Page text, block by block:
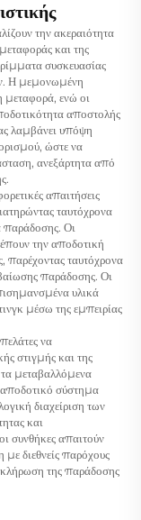
την ακεραιότητα
και της
συσκευασίας
Η μεμονωμένη
μεταφορά, ενώ οι
αποστολής
λαμβάνει υπόψη
ώστε να
ανεξάρτητα από
απαιτήσεις
ταυτόχρονα
παράδοσης. Οι
την αποδοτική
παρέχοντας ταυτόχρονα
παράδοσης. Οι
υλικά
μέσω της εμπειρίας
να
στιγμής και της
μεταβαλλόμενα
αποδοτικό σύστημα
διαχείριση των
και
συνθήκες απαιτούν
διεθνείς παρόχους
της παράδοσης